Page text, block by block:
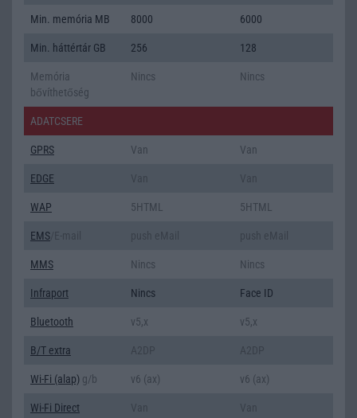
Min. memória MB 8000 6000
Min. háttértár GB 256 128
Memória
bővíthetőség
Nincs Nincs
ADATCSERE
GPRS Van Van
EDGE
WAP 5HTML 5HTML
EMS
MMS Nincs Nincs
Infraport Nincs Face ID
Bluetooth v5,x v5,x
B/T extra
Wi-Fi (alap) g/b v6 (ax) v6 (ax)
Wi-Fi Direct